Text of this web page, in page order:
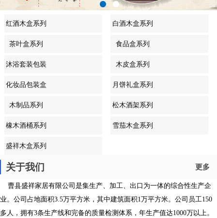
红酒木盒系列 白酒木盒系列
茶叶盒系列 食品盒系列
沐浴套装包装
盒系列
木皮盒系列
化妆品包装盒
系列
月饼礼盒系列
木制品系列 松木酒架系列
橡木酒桶系列 雪茄木盒系列
盛祥木盒系列
关于我们 更多
曹县盛祥家居有限公司是集生产、加工、出口为一体的综合性生产企
业。公司占地面积3.5万平方米，其中建筑面积1万平方米。公司员工150
多人，拥有3条生产线和完备的质量检测体系，年生产值达1000万以上。